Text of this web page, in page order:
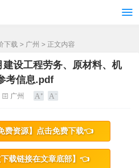
下载 > 广州 > 正文内容
建设工程劳务、原材料、机
考信息.pdf
广州
费资源】点击免费下载👈
载链接在文章底部】👈